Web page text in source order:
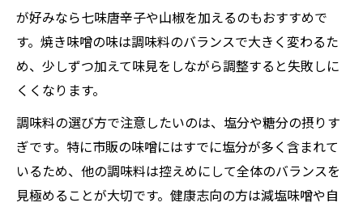
が好みなら七味唐辛子や山椒を加えるのもおすすめで
す。焼き味噌の味は調味料のバランスで大きく変わるた
め、少しずつ加えて味見をしながら調整すると失敗しに
くくなります。
調味料の選び方で注意したいのは、塩分や糖分の摂りす
ぎです。特に市販の味噌にはすでに塩分が多く含まれて
いるため、他の調味料は控えめにして全体のバランスを
見極めることが大切です。健康志向の方は減塩味噌や自